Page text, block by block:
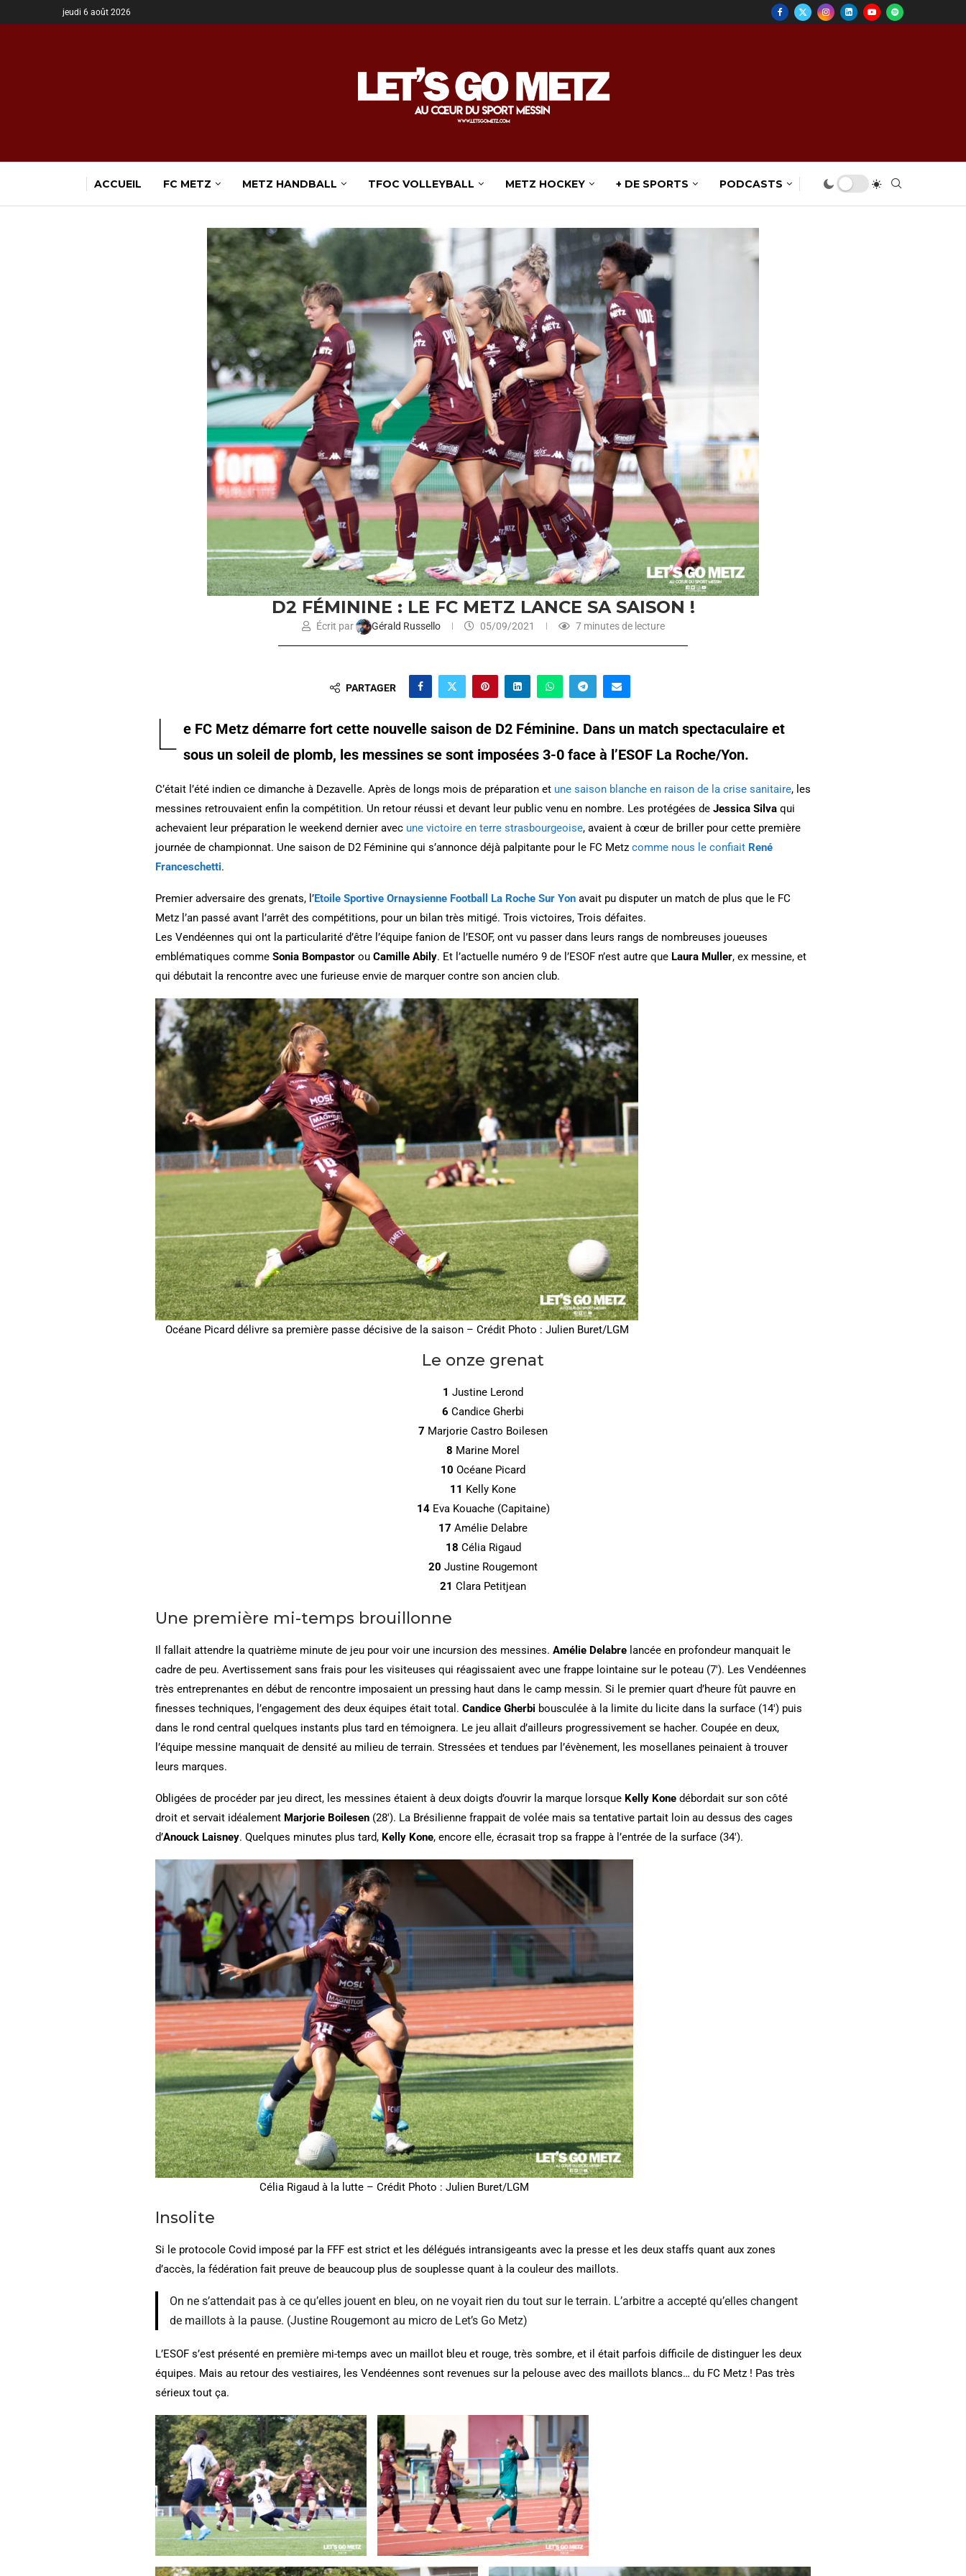
jeudi 6 août 2026
ACCUEIL FC METZ METZ HANDBALL TFOC VOLLEYBALL METZ HOCKEY + DE SPORTS PODCASTS
D2 FÉMININE : LE FC METZ LANCE SA SAISON !
Écrit par Gérald Russello 05/09/2021 7 minutes de lecture
PARTAGER
L e FC Metz démarre fort cette nouvelle saison de D2 Féminine. Dans un match spectaculaire et
sous un soleil de plomb, les messines se sont imposées 3-0 face à l’ESOF La Roche/Yon.
C’était l’été indien ce dimanche à Dezavelle. Après de longs mois de préparation et une saison blanche en raison de la crise sanitaire, les
messines retrouvaient enfin la compétition. Un retour réussi et devant leur public venu en nombre. Les protégées de Jessica Silva qui
achevaient leur préparation le weekend dernier avec une victoire en terre strasbourgeoise, avaient à cœur de briller pour cette première
journée de championnat. Une saison de D2 Féminine qui s’annonce déjà palpitante pour le FC Metz comme nous le confiait René
Franceschetti.
Premier adversaire des grenats, l’Etoile Sportive Ornaysienne Football La Roche Sur Yon avait pu disputer un match de plus que le FC
Metz l’an passé avant l’arrêt des compétitions, pour un bilan très mitigé. Trois victoires, Trois défaites.
Les Vendéennes qui ont la particularité d’être l’équipe fanion de l’ESOF, ont vu passer dans leurs rangs de nombreuses joueuses
emblématiques comme Sonia Bompastor ou Camille Abily. Et l’actuelle numéro 9 de l’ESOF n’est autre que Laura Muller, ex messine, et
qui débutait la rencontre avec une furieuse envie de marquer contre son ancien club.
Océane Picard délivre sa première passe décisive de la saison – Crédit Photo : Julien Buret/LGM
Le onze grenat
1 Justine Lerond
6 Candice Gherbi
7 Marjorie Castro Boilesen
8 Marine Morel
10 Océane Picard
11 Kelly Kone
14 Eva Kouache (Capitaine)
17 Amélie Delabre
18 Célia Rigaud
20 Justine Rougemont
21 Clara Petitjean
Une première mi-temps brouillonne
Il fallait attendre la quatrième minute de jeu pour voir une incursion des messines. Amélie Delabre lancée en profondeur manquait le
cadre de peu. Avertissement sans frais pour les visiteuses qui réagissaient avec une frappe lointaine sur le poteau (7′). Les Vendéennes
très entreprenantes en début de rencontre imposaient un pressing haut dans le camp messin. Si le premier quart d’heure fût pauvre en
finesses techniques, l’engagement des deux équipes était total. Candice Gherbi bousculée à la limite du licite dans la surface (14′) puis
dans le rond central quelques instants plus tard en témoignera. Le jeu allait d’ailleurs progressivement se hacher. Coupée en deux,
l’équipe messine manquait de densité au milieu de terrain. Stressées et tendues par l’évènement, les mosellanes peinaient à trouver
leurs marques.
Obligées de procéder par jeu direct, les messines étaient à deux doigts d’ouvrir la marque lorsque Kelly Kone débordait sur son côté
droit et servait idéalement Marjorie Boilesen (28′). La Brésilienne frappait de volée mais sa tentative partait loin au dessus des cages
d’Anouck Laisney. Quelques minutes plus tard, Kelly Kone, encore elle, écrasait trop sa frappe à l’entrée de la surface (34′).
Célia Rigaud à la lutte – Crédit Photo : Julien Buret/LGM
Insolite
Si le protocole Covid imposé par la FFF est strict et les délégués intransigeants avec la presse et les deux staffs quant aux zones
d’accès, la fédération fait preuve de beaucoup plus de souplesse quant à la couleur des maillots.
On ne s’attendait pas à ce qu’elles jouent en bleu, on ne voyait rien du tout sur le terrain. L’arbitre a accepté qu’elles changent
de maillots à la pause. (Justine Rougemont au micro de Let’s Go Metz)
L’ESOF s’est présenté en première mi-temps avec un maillot bleu et rouge, très sombre, et il était parfois difficile de distinguer les deux
équipes. Mais au retour des vestiaires, les Vendéennes sont revenues sur la pelouse avec des maillots blancs… du FC Metz ! Pas très
sérieux tout ça.